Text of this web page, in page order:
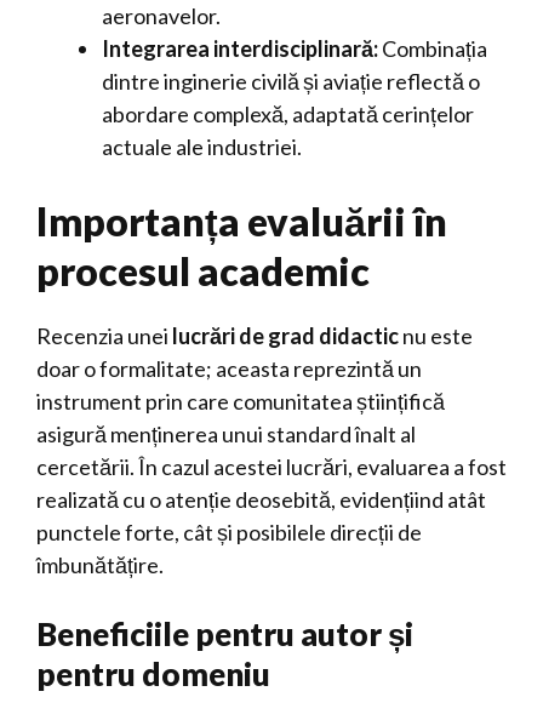
aeronavelor.
Integrarea interdisciplinară:Combinația
dintre inginerie civilă și aviație reflectă o
abordare complexă, adaptată cerințelor
actuale ale industriei.
Importanța evaluării în
procesul academic
Recenzia unei lucrări de grad didacticnu este
doar o formalitate; aceasta reprezintă un
instrument prin care comunitatea științifică
asigură menținerea unui standard înalt al
cercetării. În cazul acestei lucrări, evaluarea a fost
realizată cu o atenție deosebită, evidențiind atât
punctele forte, cât și posibilele direcții de
îmbunătățire.
Beneficiile pentru autor și
pentru domeniu